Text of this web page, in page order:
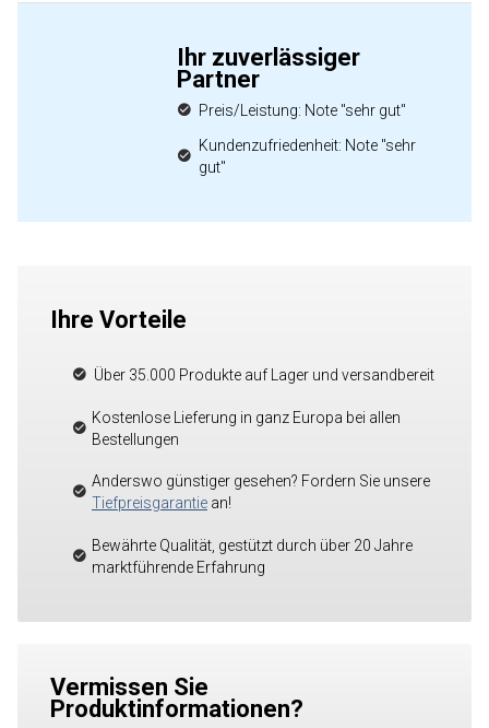
Ihr zuverlässiger
Partner
Preis/Leistung: Note "sehr gut"
Kundenzufriedenheit: Note "sehr
gut"
Ihre Vorteile
Über 35.000 Produkte auf Lager und versandbereit
Kostenlose Lieferung in ganz Europa bei allen
Bestellungen
Anderswo günstiger gesehen? Fordern Sie unsere
Tiefpreisgarantie an!
Bewährte Qualität, gestützt durch über 20 Jahre
marktführende Erfahrung
Vermissen Sie
Produktinformationen?